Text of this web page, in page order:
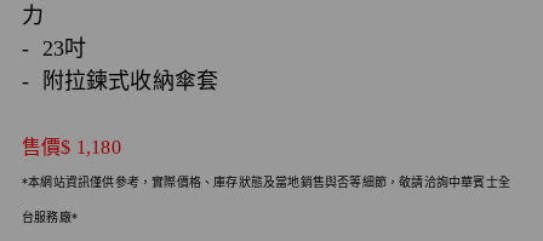
力
- 23吋
- 附拉鍊式收納傘套
售價$ 1,180
*本網站資訊僅供參考，實際價格、庫存狀態及當地銷售與否等細節，敬請洽詢中華賓士全
台服務廠*